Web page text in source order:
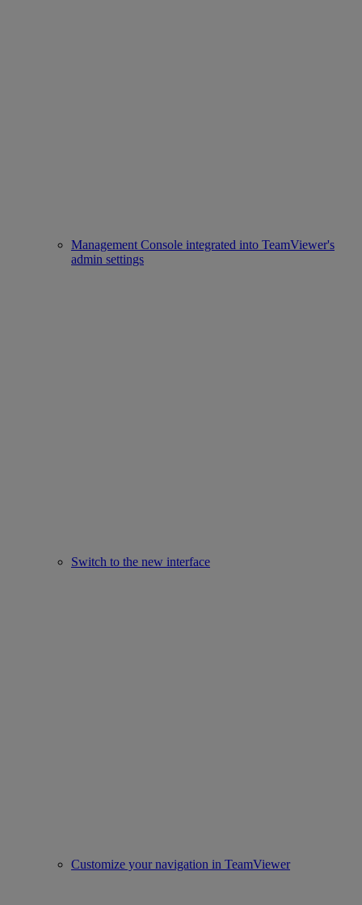
Management Console integrated into TeamViewer's
admin settings
Switch to the new interface
Customize your navigation in TeamViewer